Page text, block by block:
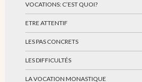
VOCATIONS: C’EST QUOI?
ETRE ATTENTIF
LES PAS CONCRETS
LES DIFFICULTÉS
LA VOCATION MONASTIQUE